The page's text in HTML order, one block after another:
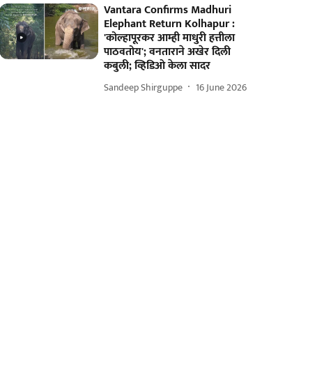
Vantara Confirms Madhuri
Elephant Return Kolhapur :
'कोल्हापूरकर आम्ही माधुरी हत्तीला
पाठवतोय'; वनताराने अखेर दिली
कबुली; व्हिडिओ केला सादर
Sandeep Shirguppe 16 June 2026